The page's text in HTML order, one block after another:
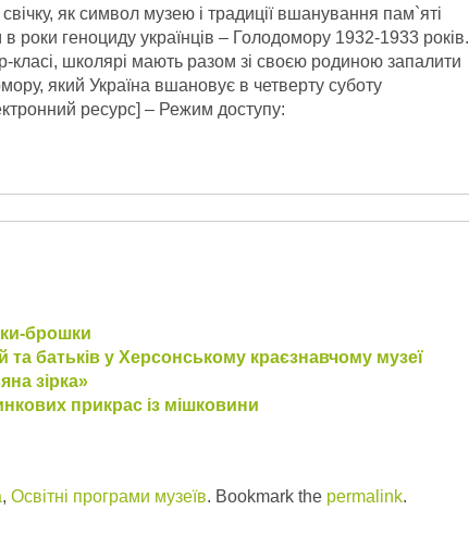
свічку, як символ музею і традиції вшанування пам`яті
роки геноциду українців – Голодомору 1932-1933 років.
класі, школярі мають разом зі своєю родиною запалити
який Україна вшановує в четверту суботу
ресурс] – Режим доступу:
брошки
та батьків у Херсонському краєзнавчому музеї
зірка»
прикрас із мішковини
, Освітні програми музеїв. Bookmark the permalink.